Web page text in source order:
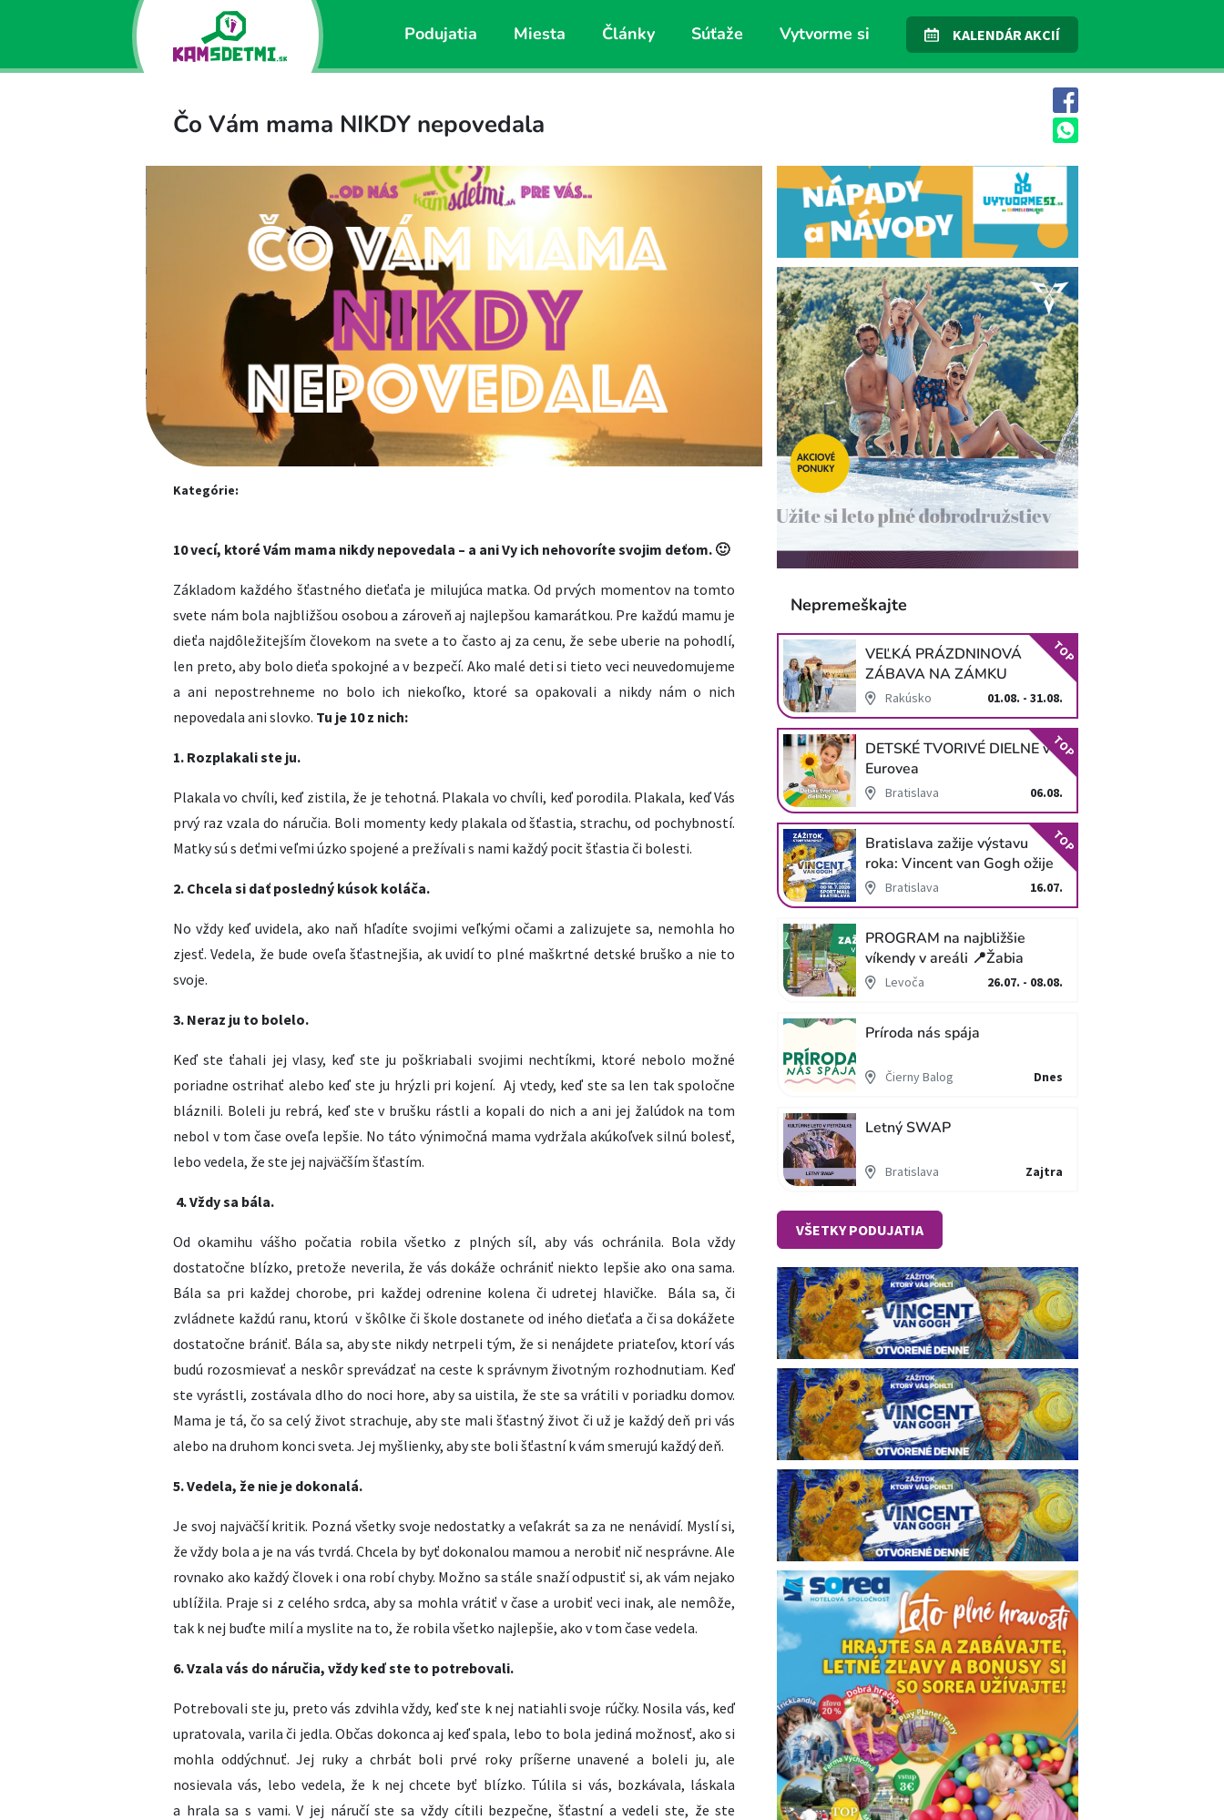
Podujatia Miesta Články Súťaže Vytvorme si KALENDÁR AKCIÍ
Čo Vám mama NIKDY nepovedala
Kategórie:
10 vecí, ktoré Vám mama nikdy nepovedala – a ani Vy ich nehovoríte svojim deťom. 🙂
Základom každého šťastného dieťaťa je milujúca matka. Od prvých momentov na tomto
svete nám bola najbližšou osobou a zároveň aj najlepšou kamarátkou. Pre každú mamu je
dieťa najdôležitejším človekom na svete a to často aj za cenu, že sebe uberie na pohodlí,
len preto, aby bolo dieťa spokojné a v bezpečí. Ako malé deti si tieto veci neuvedomujeme
a ani nepostrehneme no bolo ich niekoľko, ktoré sa opakovali a nikdy nám o nich
nepovedala ani slovko. Tu je 10 z nich:
1. Rozplakali ste ju.
Plakala vo chvíli, keď zistila, že je tehotná. Plakala vo chvíli, keď porodila. Plakala, keď Vás
prvý raz vzala do náručia. Boli momenty kedy plakala od šťastia, strachu, od pochybností.
Matky sú s deťmi veľmi úzko spojené a prežívali s nami každý pocit šťastia či bolesti.
2. Chcela si dať posledný kúsok koláča.
No vždy keď uvidela, ako naň hľadíte svojimi veľkými očami a zalizujete sa, nemohla ho
zjesť. Vedela, že bude oveľa šťastnejšia, ak uvidí to plné maškrtné detské bruško a nie to
svoje.
3. Neraz ju to bolelo.
Keď ste ťahali jej vlasy, keď ste ju poškriabali svojimi nechtíkmi, ktoré nebolo možné
poriadne ostrihať alebo keď ste ju hrýzli pri kojení. Aj vtedy, keď ste sa len tak spoločne
bláznili. Boleli ju rebrá, keď ste v brušku rástli a kopali do nich a ani jej žalúdok na tom
nebol v tom čase oveľa lepšie. No táto výnimočná mama vydržala akúkoľvek silnú bolesť,
lebo vedela, že ste jej najväčším šťastím.
4. Vždy sa bála.
Od okamihu vášho počatia robila všetko z plných síl, aby vás ochránila. Bola vždy
dostatočne blízko, pretože neverila, že vás dokáže ochrániť niekto lepšie ako ona sama.
Bála sa pri každej chorobe, pri každej odrenine kolena či udretej hlavičke. Bála sa, či
zvládnete každú ranu, ktorú v škôlke či škole dostanete od iného dieťaťa a či sa dokážete
dostatočne brániť. Bála sa, aby ste nikdy netrpeli tým, že si nenájdete priateľov, ktorí vás
budú rozosmievať a neskôr sprevádzať na ceste k správnym životným rozhodnutiam. Keď
ste vyrástli, zostávala dlho do noci hore, aby sa uistila, že ste sa vrátili v poriadku domov.
Mama je tá, čo sa celý život strachuje, aby ste mali šťastný život či už je každý deň pri vás
alebo na druhom konci sveta. Jej myšlienky, aby ste boli šťastní k vám smerujú každý deň.
5. Vedela, že nie je dokonalá.
Je svoj najväčší kritik. Pozná všetky svoje nedostatky a veľakrát sa za ne nenávidí. Myslí si,
že vždy bola a je na vás tvrdá. Chcela by byť dokonalou mamou a nerobiť nič nesprávne. Ale
rovnako ako každý človek i ona robí chyby. Možno sa stále snaží odpustiť si, ak vám nejako
ublížila. Praje si z celého srdca, aby sa mohla vrátiť v čase a urobiť veci inak, ale nemôže,
tak k nej buďte milí a myslite na to, že robila všetko najlepšie, ako v tom čase vedela.
6. Vzala vás do náručia, vždy keď ste to potrebovali.
Potrebovali ste ju, preto vás zdvihla vždy, keď ste k nej natiahli svoje rúčky. Nosila vás, keď
upratovala, varila či jedla. Občas dokonca aj keď spala, lebo to bola jediná možnosť, ako si
mohla oddýchnuť. Jej ruky a chrbát boli prvé roky príšerne unavené a boleli ju, ale
nosievala vás, lebo vedela, že k nej chcete byť blízko. Túlila si vás, bozkávala, láskala
a hrala sa s vami. V jej náručí ste sa vždy cítili bezpečne, šťastní a vedeli ste, že ste
Nepremeškajte
VEĽKÁ PRÁZDNINOVÁ
ZÁBAVA NA ZÁMKU
SCHLOSS HOF
Rakúsko 01.08. - 31.08.
TOP
DETSKÉ TVORIVÉ DIELNE v
Eurovea
Bratislava 06.08.
TOP
Bratislava zažije výstavu
roka: Vincent van Gogh ožije
v unikátnej imerzívnej šou!
Bratislava 16.07.
TOP
PROGRAM na najbližšie
víkendy v areáli 📍Žabia
cestaLevoča 26.07. - 08.08.
Príroda nás spája
Čierny Balog Dnes
Letný SWAP
Bratislava Zajtra
VŠETKY PODUJATIA